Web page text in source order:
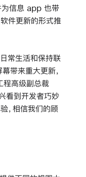
为信息 app 也带
件更新的形式推
常生活和保持联
带来重大更新，
程高级副总裁
看到开发者巧妙
，相信我们的顾